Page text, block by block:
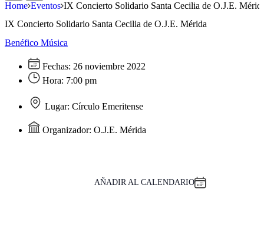
Home Eventos IX Concierto Solidario Santa Cecilia de O.J.E.
IX Concierto Solidario Santa Cecilia de O.J.E. Mérida
Benéfico Música
Fechas: 26 noviembre 2022
Hora: 7:00 pm
Lugar: Círculo Emeritense
Organizador: O.J.E. Mérida
AÑADIR AL CALENDARIO